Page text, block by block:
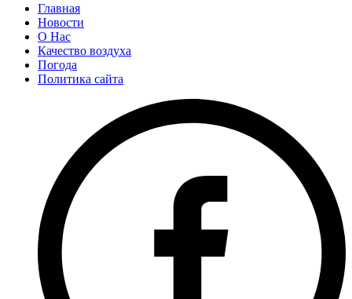
Главная
Новости
О Нас
Качество воздуха
Погода
Политика сайта